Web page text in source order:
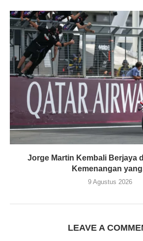
Jorge Martin Kembali Berjaya
Kemenangan
9 Agustus 2026
LEAVE A